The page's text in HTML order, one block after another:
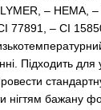
– HEMA,
77891, – CI
Підходить для
стандартну
бажану